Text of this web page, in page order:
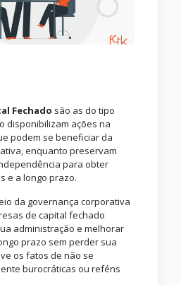
Fechado são as do tipo
disponibilizam ações na
podem se beneficiar da
enquanto preservam
para obter
e a longo prazo.
da governança corporativa
de capital fechado
administração e melhorar
prazo sem perder sua
os fatos de não se
burocráticas ou reféns